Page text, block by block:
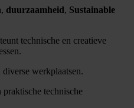
, duurzaamheid, Sustainable
technische en creatieve
werkplaatsen.
technische